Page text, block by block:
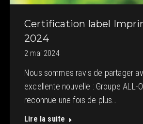
Certification label
2024
2 mai 2024
Nous sommes ravis de partager
excellente nouvelle : Groupe ALL-
reconnue une fois de plus…
Lire la suite